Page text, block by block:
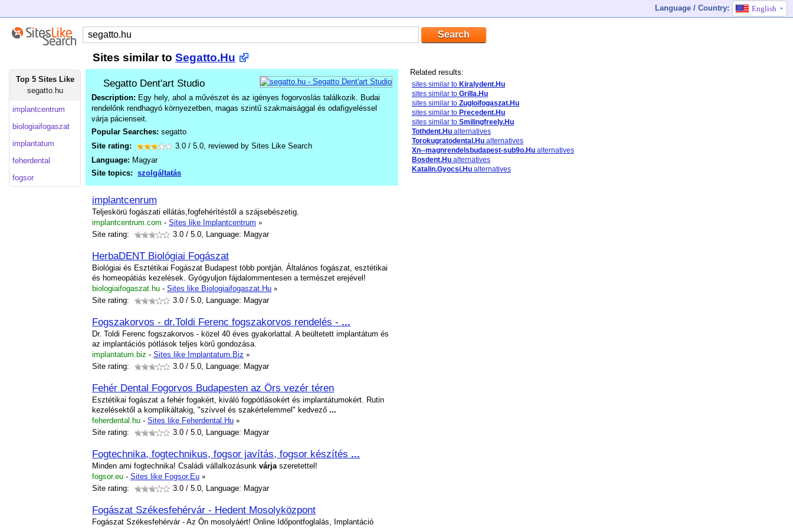
Language / Country: English
Sites similar to Segatto.Hu
Top 5 Sites Like
segatto.hu
implantcentrum
biologiaifogaszat
implantatum
feherdental
fogsor
Segatto Dent'art Studio
Description: Egy hely, ahol a művészet és az igényes fogorvoslás találkozik. Budai
rendelőnk rendhagyó környezetben, magas szintű szakmaisággal és odafigyeléssel
várja pácienseit.
Popular Searches: segatto
Site rating:
3.0 / 5.0, reviewed by Sites Like Search
Language: Magyar
Site topics: szolgáltatás
implantcenrum
Teljeskörü fogászati ellátás,fogfehérítéstől a szájsebészetig.
implantcentrum.com - Sites like Implantcentrum »
Site rating:
3.0 / 5.0, Language: Magyar
HerbaDENT Biológiai Fogászat
Biológiai és Esztétikai Fogászat Budapest több pontján. Általános fogászat, esztétikai
és homeopátiás kezelések. Gyógyuljon fájdalommentesen a természet erejével!
biologiaifogaszat.hu - Sites like Biologiaifogaszat.Hu »
Site rating:
3.0 / 5.0, Language: Magyar
Fogszakorvos - dr.Toldi Ferenc fogszakorvos rendelés - ...
Dr. Toldi Ferenc fogszakorvos - közel 40 éves gyakorlattal. A beültetett implantátum és
az implantációs pótlások teljes körű gondozása.
implantatum.biz - Sites like Implantatum.Biz »
Site rating:
3.0 / 5.0, Language: Magyar
Fehér Dental Fogorvos Budapesten az Örs vezér téren
Esztétikai fogászat a fehér fogakért, kiváló fogpótlásokért és implantátumokért. Rutin
kezelésektől a komplikáltakig, "szívvel és szakértelemmel" kedvező ...
feherdental.hu - Sites like Feherdental.Hu »
Site rating:
3.0 / 5.0, Language: Magyar
Fogtechnika, fogtechnikus, fogsor javítás, fogsor készítés ...
Minden ami fogtechnika! Családi vállalkozásunk várjaszeretettel!
fogsor.eu - Sites like Fogsor.Eu »
Site rating:
3.0 / 5.0, Language: Magyar
Fogászat Székesfehérvár - Hedent Mosolyközpont
Fogászat Székesfehérvár - Az Ön mosolyáért! Online Időpontfoglalás, Implantáció
Related results:
sites similar to Kiralydent.Hu
sites similar to Grilla.Hu
sites similar to Zugloifogaszat.Hu
sites similar to Precedent.Hu
sites similar to Smilingfreely.Hu
Tothdent.Hu alternatives
Torokugratodental.Hu alternatives
Xn--magnrendelsbudapest-sub9o.Hu alternatives
Bosdent.Hu alternatives
Katalin.Gyocsi.Hu alternatives